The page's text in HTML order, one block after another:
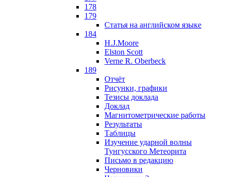
178
179
Статья на английском языке
184
H.J.Moore
Elston Scott
Verne R. Oberbeck
189
Отчёт
Рисунки, графики
Тезисы доклада
Доклад
Магнитометрические работы
Результаты
Таблицы
Изучение ударной волны
Тунгусского Метеорита
Письмо в редакцию
Черновики